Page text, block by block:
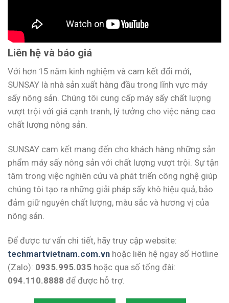
Liên hệ và báo giá
Với hơn 15 năm kinh nghiệm và cam kết đổi mới,
SUNSAY là nhà sản xuất hàng đầu trong lĩnh vực máy
sấy nông sản. Chúng tôi cung cấp máy sấy chất lượng
vượt trội với giá cạnh tranh, lý tưởng cho việc nâng cao
chất lượng nông sản.
SUNSAY cam kết mang đến cho khách hàng những sản
phẩm máy sấy nông sản với chất lượng vượt trội. Sự tận
tâm trong việc nghiên cứu và phát triển công nghệ giúp
chúng tôi tạo ra những giải pháp sấy khô hiệu quả, bảo
đảm giữ nguyên chất lượng, màu sắc và hương vị của
nông sản.
Để được tư vấn chi tiết, hãy truy cập website:
techmartvietnam.com.vn hoặc liên hệ ngay số Hotline
(Zalo): 0935.995.035 hoặc qua số tổng đài:
094.110.8888 để được hỗ trợ.